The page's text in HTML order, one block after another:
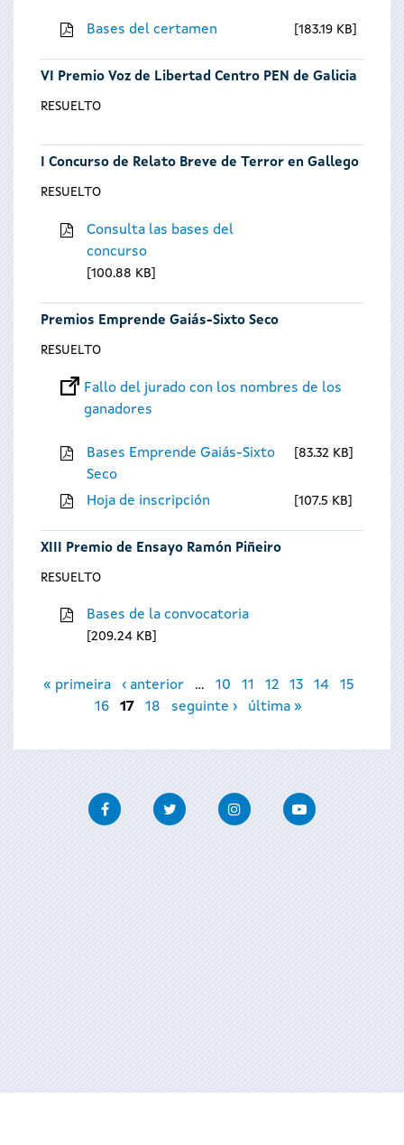
Bases del certamen 183.19 KB
VI Premio Voz de Libertad Centro PEN de Galicia
RESUELTO
I Concurso de Relato Breve de Terror en Gallego
RESUELTO
Consulta las bases del
concurso
100.88 KB
Premios Emprende Gaiás-Sixto Seco
RESUELTO
Fallo del jurado con los nombres de los
ganadores
Bases Emprende Gaiás-Sixto
Seco
83.32 KB
Hoja de inscripción 107.5 KB
XIII Premio de Ensayo Ramón Piñeiro
RESUELTO
Bases de la convocatoria
209.24 KB
Páginas
« primeira ‹ anterior … 10 11 12 13 14
15
16
17 18 seguinte › última »
FacebookTwitter InstagramYoutube